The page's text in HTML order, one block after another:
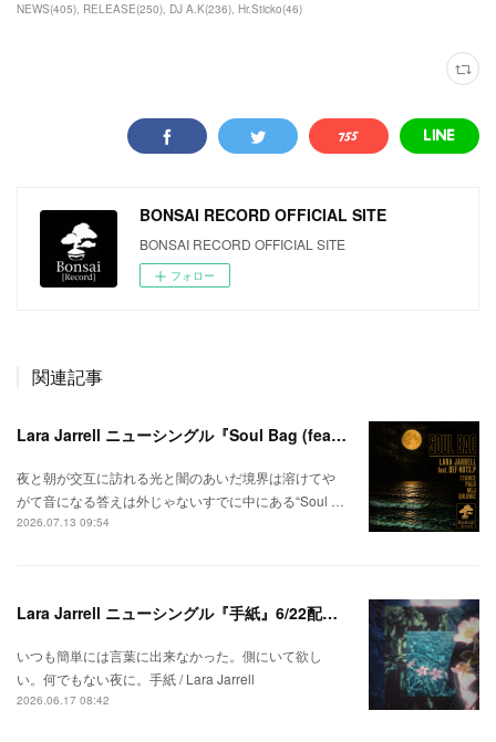
NEWS(405) RELEASE(250) DJ A.K(236) Hr.Sticko(46)
BONSAI RECORD OFFICIAL SITE
BONSAI RECORD OFFICIAL SITE
フォロー
関連記事
Lara Jarrell ニューシングル『Soul Bag (feat. Def Nuts.p)』配信スタート！
夜と朝が交互に訪れる光と闇のあいだ境界は溶けてや
がて音になる答えは外じゃないすでに中にある“Soul …
2026.07.13 09:54
Lara Jarrell ニューシングル『手紙』6/22配信スタート！
いつも簡単には言葉に出来なかった。側にいて欲し
い。何でもない夜に。手紙 / Lara Jarrell
2026.06.17 08:42